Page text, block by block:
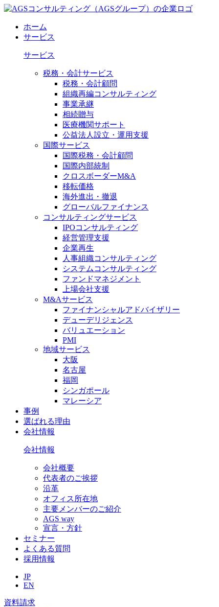
ホーム
サービス
サービス
税務・会計サービス
税務・会計顧問
組織再編コンサルティング
事業承継
相続贈与
医療機関サポート
公益法人設立・運用支援
国際サービス
国際税務・会計顧問
国際内部統制
クロスボーダーM&A
移転価格
海外進出・撤退
グローバルファイナンス
コンサルティングサービス
IPOコンサルティング
経営管理支援
企業再生
人事組織コンサルティング
システムコンサルティング
ファンドマネジメント
上場会社支援
M&Aサービス
ファイナンシャルアドバイザリー
デューデリジェンス
バリュエーション
PMI
地域サービス
大阪
名古屋
福岡
シンガポール
マレーシア
事例
選ばれる理由
会社情報
会社情報
会社概要
代表者のご挨拶
沿革
オフィス所在地
主要メンバーのご紹介
AGS way
宣言・方針
セミナー
よくある質問
採用情報
JP
EN
資料請求